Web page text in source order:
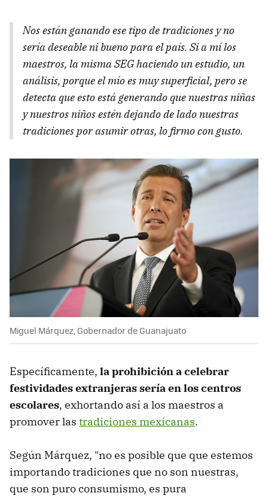
Nos están ganando ese tipo de tradiciones y no
sería deseable ni bueno para el país. Si a mí los
maestros, la misma SEG haciendo un estudio, un
análisis, porque el mío es muy superficial, pero se
detecta que esto está generando que nuestras niñas
y nuestros niños estén dejando de lado nuestras
tradiciones por asumir otras, lo firmo con gusto.
Miguel Márquez, Gobernador de Guanajuato
Específicamente, la prohibición a celebrar
festividades extranjeras sería en los centros
escolares, exhortando así a los maestros a
promover las tradiciones mexicanas.
Según Márquez, "no es posible que que estemos
importando tradiciones que no son nuestras,
que son puro consumismo, es pura